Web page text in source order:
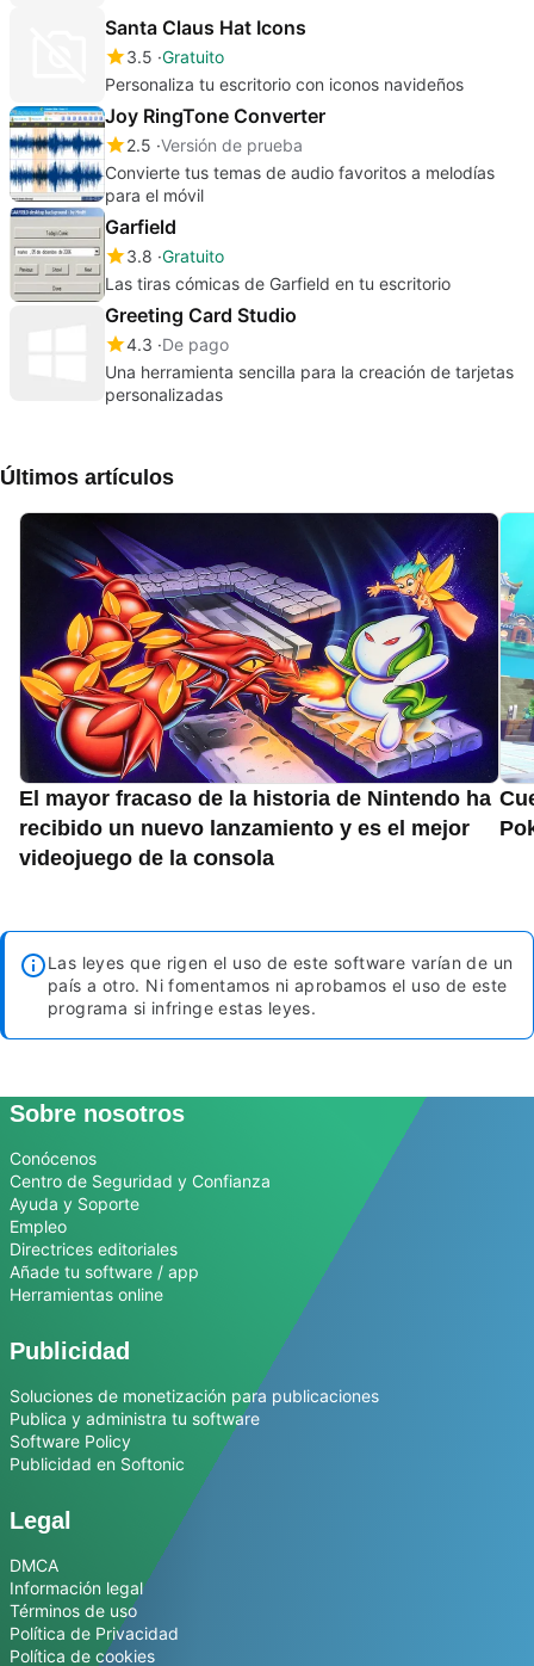
Santa Claus Hat Icons
3.5 Gratuito
Personaliza tu escritorio con iconos navideños
Joy RingTone Converter
2.5 Versión de prueba
Convierte tus temas de audio favoritos a melodías
para el móvil
Garfield
3.8 Gratuito
Las tiras cómicas de Garfield en tu escritorio
Greeting Card Studio
4.3 De pago
Una herramienta sencilla para la creación de tarjetas
personalizadas
Últimos artículos
El mayor fracaso de la historia de Nintendo ha
recibido un nuevo lanzamiento y es el mejor
videojuego de la consola
Las leyes que rigen el uso de este software varían de un
país a otro. Ni fomentamos ni aprobamos el uso de este
programa si infringe estas leyes.
Sobre nosotros
Conócenos
Centro de Seguridad y Confianza
Ayuda y Soporte
Empleo
Directrices editoriales
Añade tu software / app
Herramientas online
Publicidad
Soluciones de monetización para publicaciones
Publica y administra tu software
Software Policy
Publicidad en Softonic
Legal
DMCA
Información legal
Términos de uso
Política de Privacidad
Política de cookies